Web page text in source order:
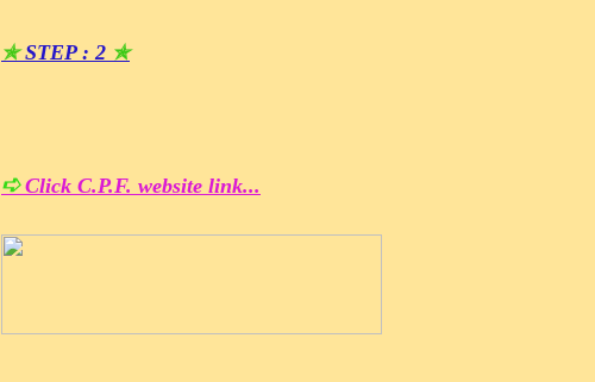
✯STEP : 2 ✯
➪Click C.P.F. website link...